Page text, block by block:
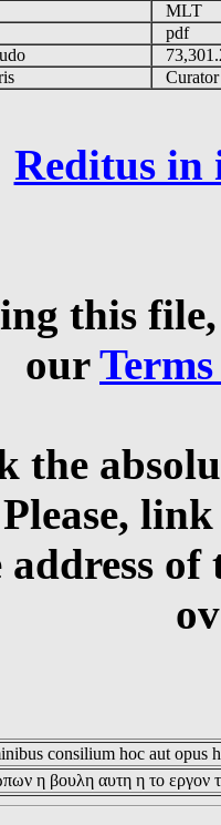
MLT
pdf
Curator
Reditus in
this
our
the
Please,
consilium hoc aut opus
η βουλη αυτη η το εργον